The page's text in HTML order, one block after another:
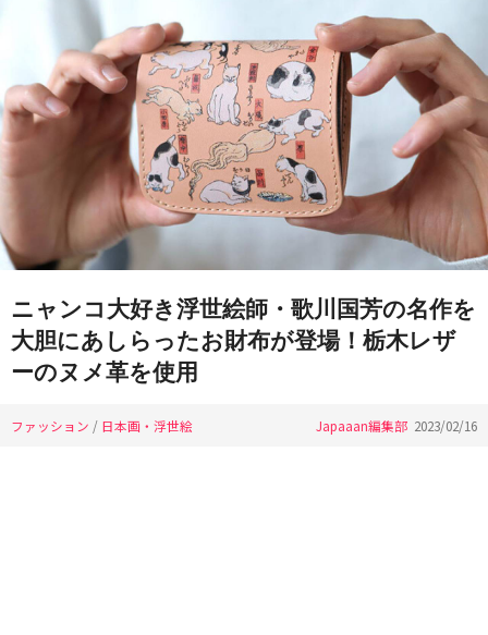
ニャンコ大好き浮世絵師・歌川国芳の名作を
大胆にあしらったお財布が登場！栃木レザ
ーのヌメ革を使用
ファッション / 日本画・浮世絵 Japaaan編集部 2023/02/16